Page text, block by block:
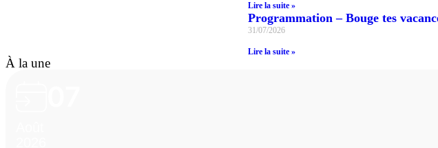
Lire la suite »
Programmation – Bouge tes
31/07/2026
Lire la suite »
À la une